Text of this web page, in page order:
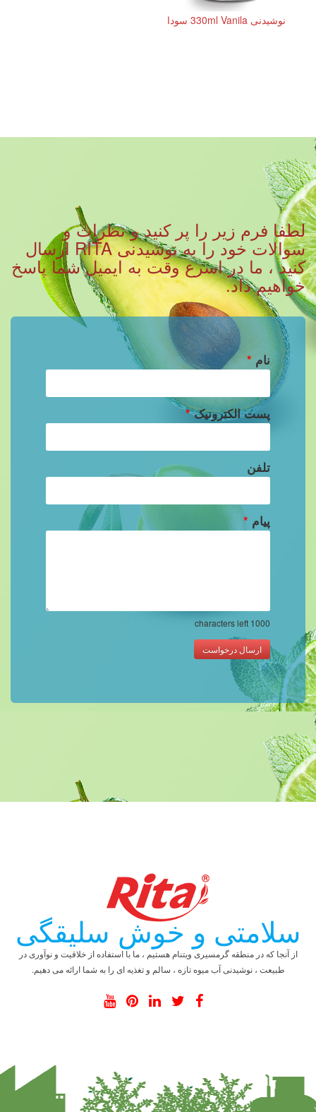
نوشیدنی 330ml Vanila سودا
لطفا فرم زیر را پر کنید و نظرات و
سوالات خود را به نوشیدنی RITA ارسال
کنید ، ما در اسرع وقت به ایمیل شما پاسخ
خواهیم داد.
نام *
پست الکترونیک*
تلفن
پیام *
1000
ارسال درخواست
سلامتی و خوش سلیقگی
از آنجا که در منطقه گرمسیری ویتنام هستیم ، ما با استفاده از خلاقیت و نوآوری در
طبیعت ، نوشیدنی آب میوه تازه ، سالم و تغذیه ای را به شما ارائه می دهیم.